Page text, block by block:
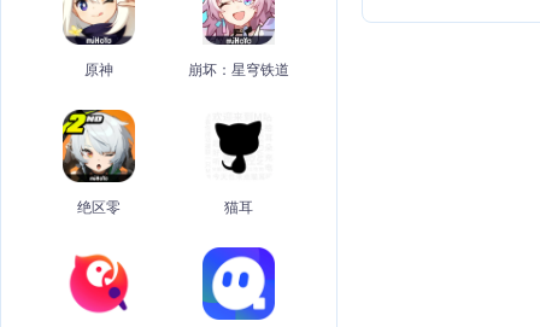
原神 崩坏：星穹铁道
绝区零 猫耳